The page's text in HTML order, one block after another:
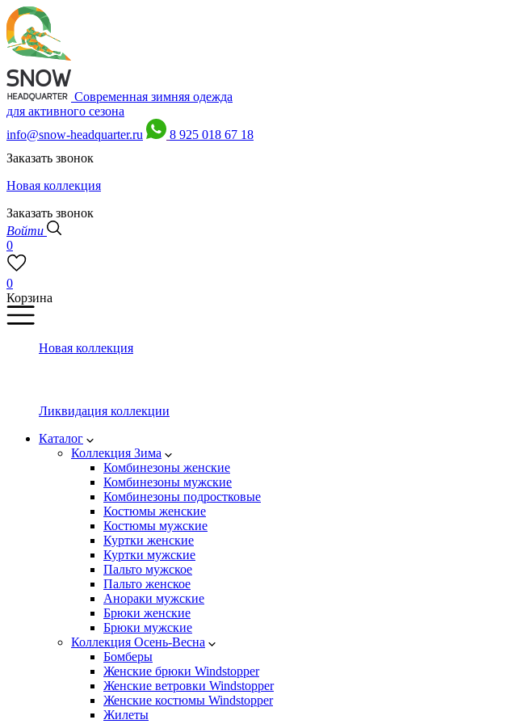
Современная зимняя одежда
для активного сезона
info@snow-headquarter.ru
8 925 018 67 18
Заказать звонок
Новая коллекция
Заказать звонок
Войти
0
0
Корзина
Новая коллекция
Ликвидация коллекции
Каталог
Коллекция Зима
Комбинезоны женские
Комбинезоны мужские
Комбинезоны подростковые
Костюмы женские
Костюмы мужские
Куртки женские
Куртки мужские
Пальто мужское
Пальто женское
Анораки мужские
Брюки женские
Брюки мужские
Коллекция Осень-Весна
Бомберы
Женские брюки Windstopper
Женские ветровки Windstopper
Женские костюмы Windstopper
Жилеты